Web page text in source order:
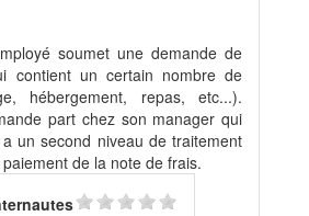
soumet une demande de
contient un certain nombre de
hébergement, repas, etc...).
part chez son manager qui
un second niveau de traitement
de la note de frais.